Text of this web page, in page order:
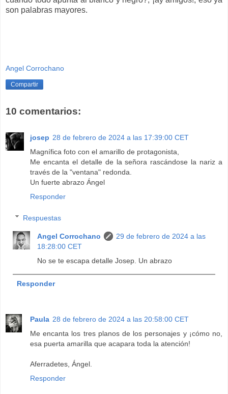
son palabras mayores.
Angel Corrochano
Compartir
10 comentarios:
josep 28 de febrero de 2024 a las 17:39:00 CET
Magnífica foto con el amarillo de protagonista,
Me encanta el detalle de la señora rascándose la nariz a
través de la "ventana" redonda.
Un fuerte abrazo Ángel
Responder
Respuestas
Angel Corrochano
29 de febrero de 2024 a las
18:28:00 CET
No se te escapa detalle Josep. Un abrazo
Responder
Paula 28 de febrero de 2024 a las 20:58:00 CET
Me encanta los tres planos de los personajes y ¡cómo no,
esa puerta amarilla que acapara toda la atención!
Aferradetes, Ángel.
Responder